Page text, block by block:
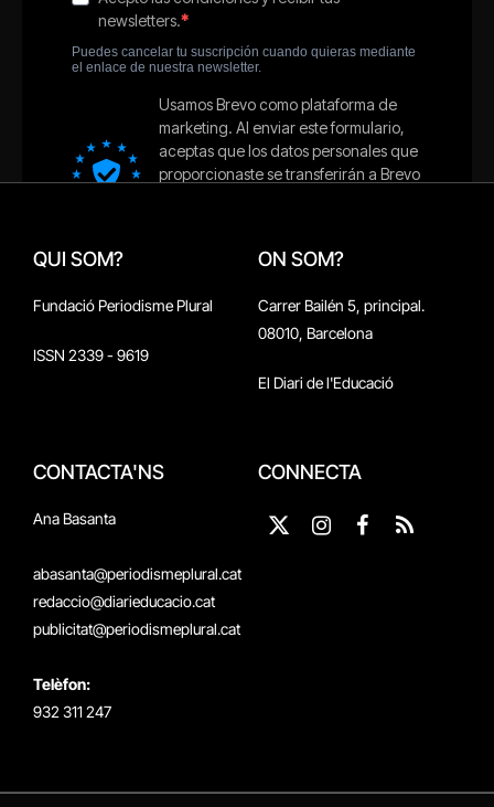
QUI SOM?
Fundació Periodisme Plural
ISSN 2339 - 9619
ON SOM?
Carrer Bailén 5, principal.
08010, Barcelona
El Diari de l'Educació
CONTACTA'NS
Ana Basanta
abasanta@periodismeplural.cat
redaccio@diarieducacio.cat
publicitat@periodismeplural.cat
Telèfon:
932 311 247
CONNECTA
X
Instagram
Facebook
RSS